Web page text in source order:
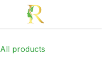
تخطي للذهاب إلى المحتوى
All products